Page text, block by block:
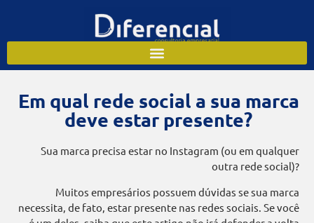
Em qual rede social a sua marca
deve estar presente?
Sua marca precisa estar no Instagram (ou em qualquer
outra rede social)?
Muitos empresários possuem dúvidas se sua marca
necessita, de fato, estar presente nas redes sociais. Se você